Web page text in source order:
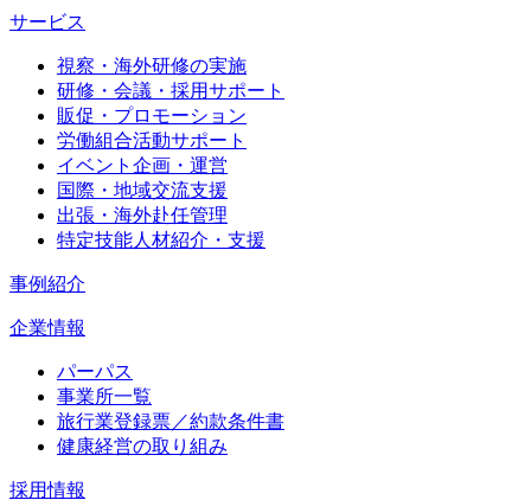
サービス
視察・海外研修の実施
研修・会議・採用サポート
販促・プロモーション
労働組合活動サポート
イベント企画・運営
国際・地域交流支援
出張・海外赴任管理
特定技能人材紹介・支援
事例紹介
企業情報
パーパス
事業所一覧
旅行業登録票／約款条件書
健康経営の取り組み
採用情報